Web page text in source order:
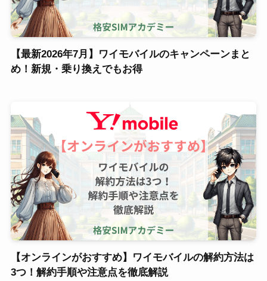
【最新2026年7月】ワイモバイルのキャンペーンまと
め！新規・乗り換えでもお得
【オンラインがおすすめ】ワイモバイルの解約方法は
3つ！解約手順や注意点を徹底解説